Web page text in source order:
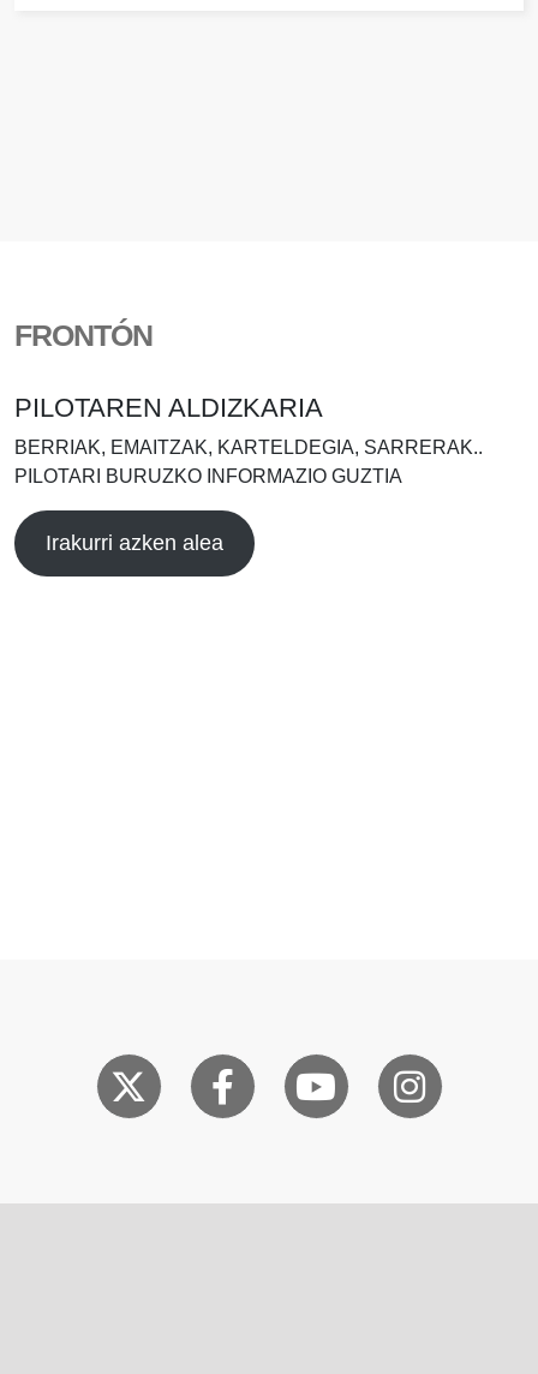
FRONTÓN
PILOTAREN ALDIZKARIA
BERRIAK, EMAITZAK, KARTELDEGIA, SARRERAK..
PILOTARI BURUZKO INFORMAZIO GUZTIA
Irakurri azken alea